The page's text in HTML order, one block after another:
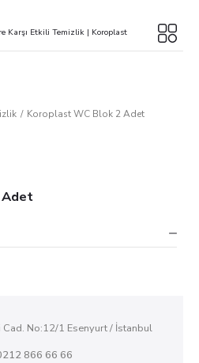
Koroplast WC Blok 2 Adet
Adet
No:12/1 Esenyurt / İstanbul
866 66 66